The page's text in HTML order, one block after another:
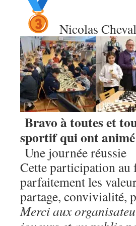
Nicolas
Bravo à toutes et
sportif qui ont
Une journée réussie
Cette participation
parfaitement les
partage, convivialité,
Merci aux